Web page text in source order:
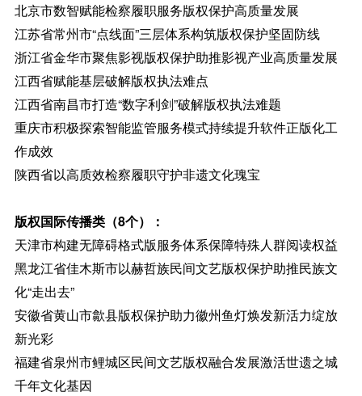
北京市数智赋能检察履职服务版权保护高质量发展
江苏省常州市“点线面”三层体系构筑版权保护坚固防线
浙江省金华市聚焦影视版权保护助推影视产业高质量发展
江西省赋能基层破解版权执法难点
江西省南昌市打造“数字利剑”破解版权执法难题
重庆市积极探索智能监管服务模式持续提升软件正版化工
作成效
陕西省以高质效检察履职守护非遗文化瑰宝
版权国际传播类（8个）：
天津市构建无障碍格式版服务体系保障特殊人群阅读权益
黑龙江省佳木斯市以赫哲族民间文艺版权保护助推民族文
化“走出去”
安徽省黄山市歙县版权保护助力徽州鱼灯焕发新活力绽放
新光彩
福建省泉州市鲤城区民间文艺版权融合发展激活世遗之城
千年文化基因